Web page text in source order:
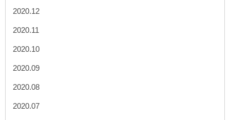
2020.12
2020.11
2020.10
2020.09
2020.08
2020.07